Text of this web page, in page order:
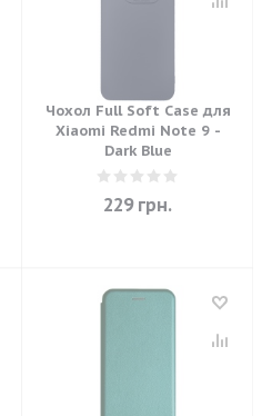
Чохол Full Soft Case для
Xiaomi Redmi Note 9 -
Dark Blue
229грн.